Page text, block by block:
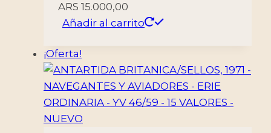
ARS 15.000,00
Añadir al carrito
¡Oferta!